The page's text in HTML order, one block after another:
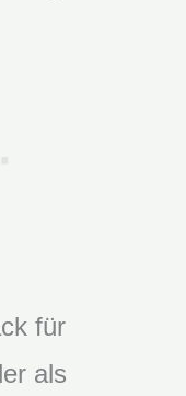
für
als